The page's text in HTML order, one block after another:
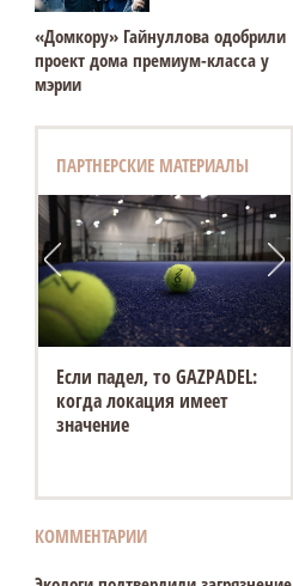
«Домкору» Гайнуллова одобрили
проект дома премиум-класса у
мэрии
ПАРТНЕРСКИЕ МАТЕРИАЛЫ
Если падел, то GAZPADEL:
когда локация имеет
значение
КОММЕНТАРИИ